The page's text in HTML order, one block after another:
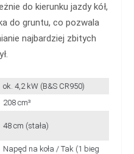
do kierunku jazdy kół,
do gruntu, co pozwala
najbardziej zbitych
ok. 4,2 kW (B&S CR950)
208 cm³
48 cm (stała)
Napęd na koła / Tak (1 bieg